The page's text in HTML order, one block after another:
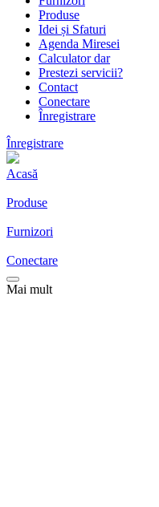
Produse
Idei și Sfaturi
Agenda Miresei
Calculator dar
Prestezi servicii?
Contact
Conectare
Înregistrare
Înregistrare
Acasă
Produse
Furnizori
Conectare
Mai mult